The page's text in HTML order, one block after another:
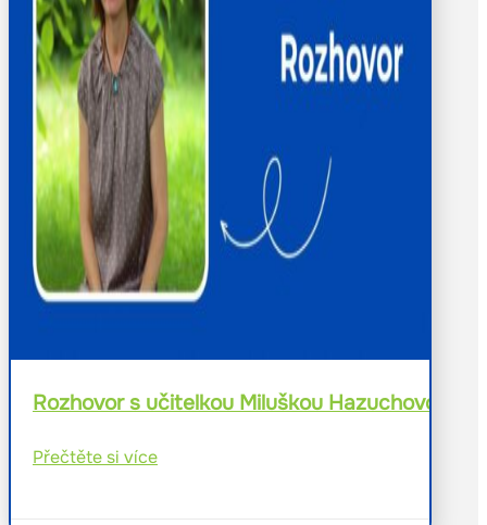
Rozhovor s učitelkou Miluškou Hazuchovou
Přečtěte si více